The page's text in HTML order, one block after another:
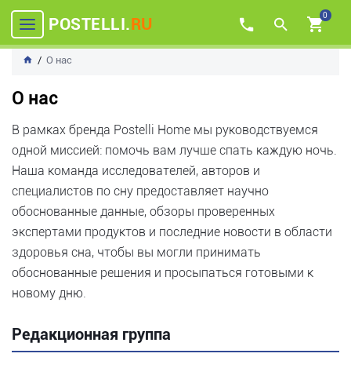
POSTELLI.RU 0
О нас
О нас
В рамках бренда Postelli Home мы руководствуемся
одной миссией: помочь вам лучше спать каждую ночь.
Наша команда исследователей, авторов и
специалистов по сну предоставляет научно
обоснованные данные, обзоры проверенных
экспертами продуктов и последние новости в области
здоровья сна, чтобы вы могли принимать
обоснованные решения и просыпаться готовыми к
новому дню.
Редакционная группа